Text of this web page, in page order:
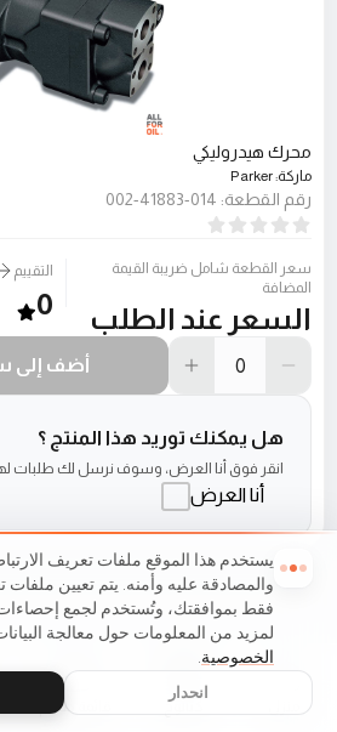
محرك هيدروليكي
ماركة:
Parker
رقم القطعة:
014-41883-002
سعر القطعة شامل ضريبة القيمة
المضافة
السعر عند الطلب
التقييم
0
أضف إلى
هل يمكنك توريد هذا المنتج ؟
انقر فوق أنا العرض، وسوف نرسل لك طلبات
أنا العرض
كتالوج قائمة طعام
يستخدم هذا الموقع ملفات تعريف
والمصادقة عليه وأمنه. يتم تعيين ملفات
فقط بموافقتك، وتُستخدم لجمع إحصاءات
لمزيد من المعلومات حول معالجة
الخصوصية.
انحدار